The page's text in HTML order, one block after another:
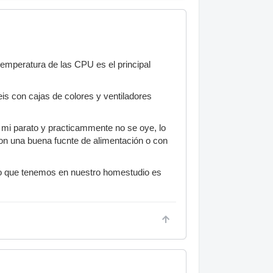
de las CPU es el principal
con cajas de colores y ventiladores
parato y practicammente no se oye, lo
una buena fucnte de alimentación o con
tenemos en nuestro homestudio es